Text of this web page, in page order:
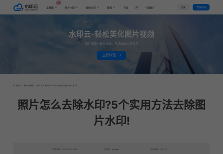
工具集
AI
图片水印 视频水印 教程 下载 VIP 代理推广 登录 下载客户端
水印云-轻松美化图片视频
图片视频一键去水印，手机电脑均可使用
立即体验
首页 > 水印云教程 > 照片怎么去除水印?5个实用方法去除图片水印!
照片怎么去除水印?5个实用方法去除图
片水印!
发布日期：2025-05-22 10:09 发表者：qianqian 浏览次数：7654次